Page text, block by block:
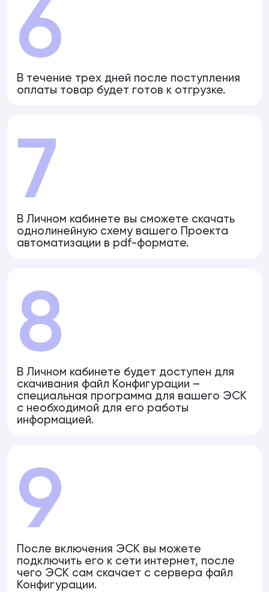
6
В течение трех дней после поступления
оплаты товар будет готов к отгрузке.
7
В Личном кабинете вы сможете скачать
однолинейную схему вашего Проекта
автоматизации в pdf-формате.
8
В Личном кабинете будет доступен для
скачивания файл Конфигурации –
специальная программа для вашего ЭСК
с необходимой для его работы
информацией.
9
После включения ЭСК вы можете
подключить его к сети интернет, после
чего ЭСК сам скачает с сервера файл
Конфигурации.